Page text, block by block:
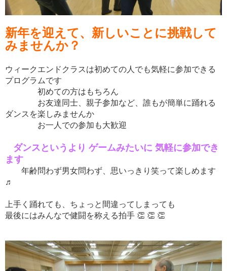
新年を迎えて、新しいことに挑戦して
みませんか？
ウィークエンドクラスは初めての人でも気軽に参加できる
プログラムです
初めての方はもちろん
お友達同士、親子参加など、誰もが簡単に踊れる
ダンスを楽しみませんか
お一人での参加も大歓迎
ダンスというより ゲームみたいに 気軽に参加でき
ます
年齢問わず男女問わず、思いっきり笑って楽しめます
♬
上手く踊れても、ちょっと間違ってしまっても
最後にはみんなで健闘を称える拍手 👏 👏 👏